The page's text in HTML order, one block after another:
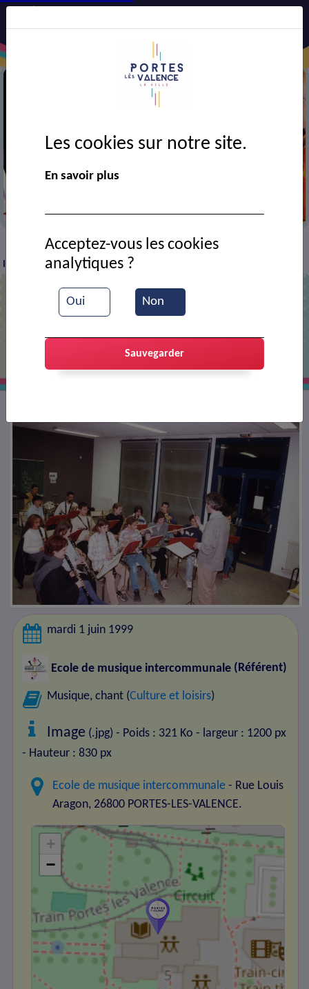
> VIE MUNICIPALE > Ressources documentaires
l'école de musique
mardi 1 juin 1999
Ecole de musique intercommunale (Référent)
Musique, chant (Culture et loisirs)
Image (.jpg) - Poids : 321 Ko - largeur : 1200 px
- Hauteur : 830 px
Ecole de musique intercommunale - Rue Louis
Aragon, 26800 PORTES-LES-VALENCE.
+
−
Les cookies sur notre site.
En savoir plus
Oui Non
Acceptez-vous les cookies
analytiques ?
Sauvegarder